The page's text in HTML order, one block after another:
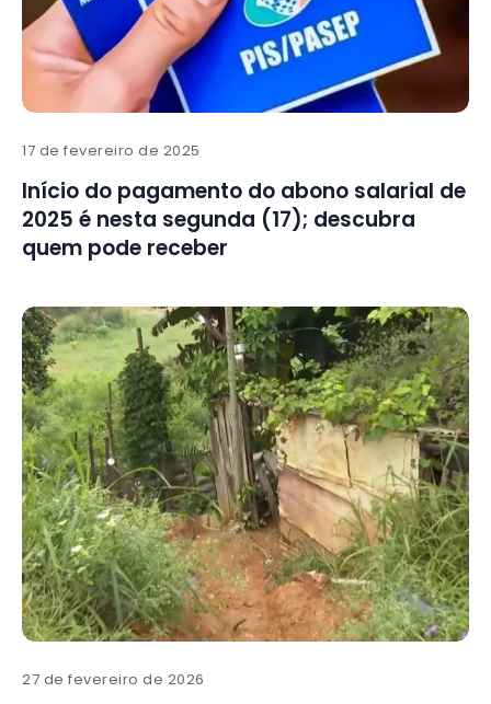
17 de fevereiro de 2025
Início do pagamento do abono salarial de
2025 é nesta segunda (17); descubra
quem pode receber
27 de fevereiro de 2026